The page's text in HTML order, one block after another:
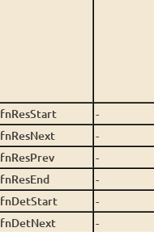
fnResStart
-
fnResNext
-
fnResPrev
-
fnResEnd
-
fnDetStart
-
fnDetNext
-